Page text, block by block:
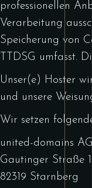
professionellen
Verarbeitung
Speicherung von
TTDSG umfasst.
Unser(e) Hoster
und unsere
Wir setzen
united-domains AG
Gautinger Straße
82319 Starnberg